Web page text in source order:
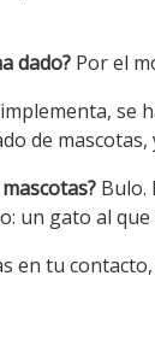
dado? Por el
se
de
Bulo.
un gato al
en tu